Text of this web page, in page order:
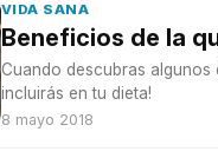
VIDA SANA
Beneficios de la
Cuando descubras algunos
incluirás en tu dieta!
8 mayo 2018